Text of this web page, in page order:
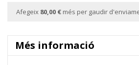
Afegeix 80,00 € més per gaudir
Més informació